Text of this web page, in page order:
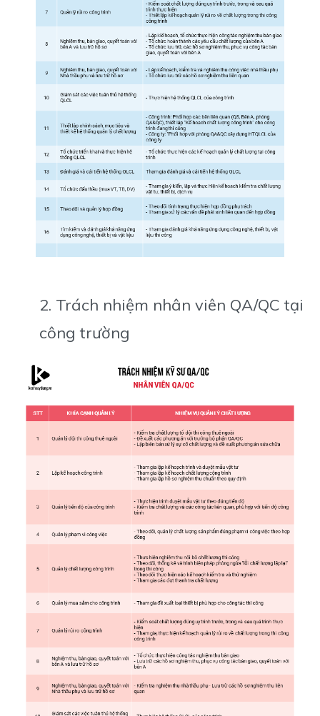
2. Trách nhiệm nhân viên QA/QC tại
công trường